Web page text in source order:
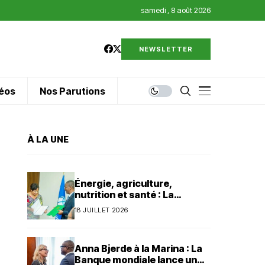
samedi , 8 août 2026
NEWSLETTER
Nos Parutions
À LA UNE
Énergie, agriculture,
nutrition et santé : La
Banque mondiale injecte 320
18 JUILLET 2026
Anna Bjerde à la Marina : La
Banque mondiale lance un